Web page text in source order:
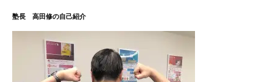
塾長 高田修の自己紹介